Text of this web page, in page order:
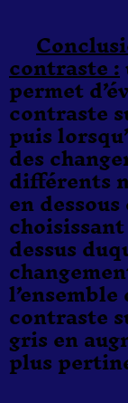
contraste :
permet
contraste
puis
des
différents
en
dessus
contraste
gris en
plus